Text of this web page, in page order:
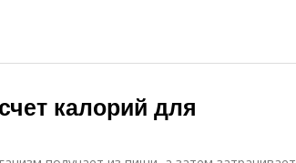
калорий для